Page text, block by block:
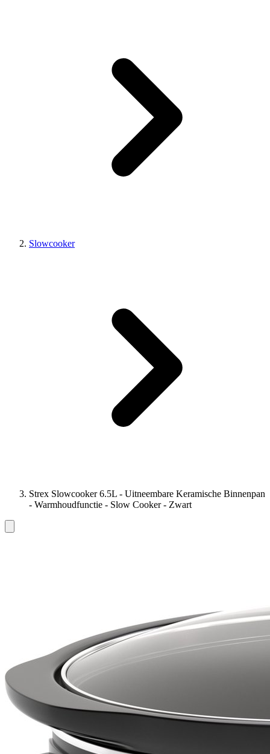
Slowcooker
Strex Slowcooker 6.5L - Uitneembare Keramische Binnenpan
- Warmhoudfunctie - Slow Cooker - Zwart